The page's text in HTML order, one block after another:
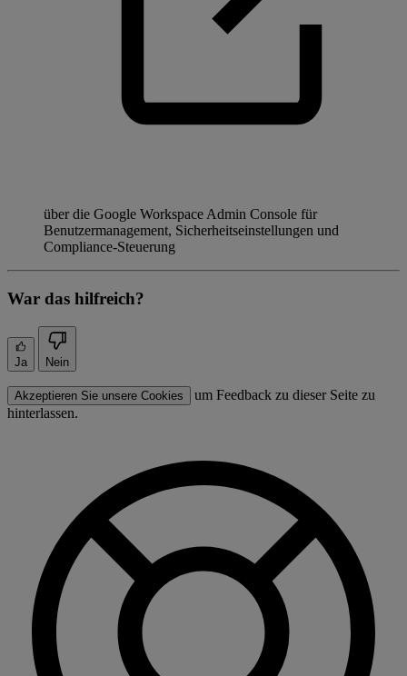
über die Google Workspace Admin Console für
Benutzermanagement, Sicherheitseinstellungen und
Compliance-Steuerung
War das hilfreich?
Ja Nein
Akzeptieren Sie unsere Cookies
um Feedback zu dieser Seite zu
hinterlassen.